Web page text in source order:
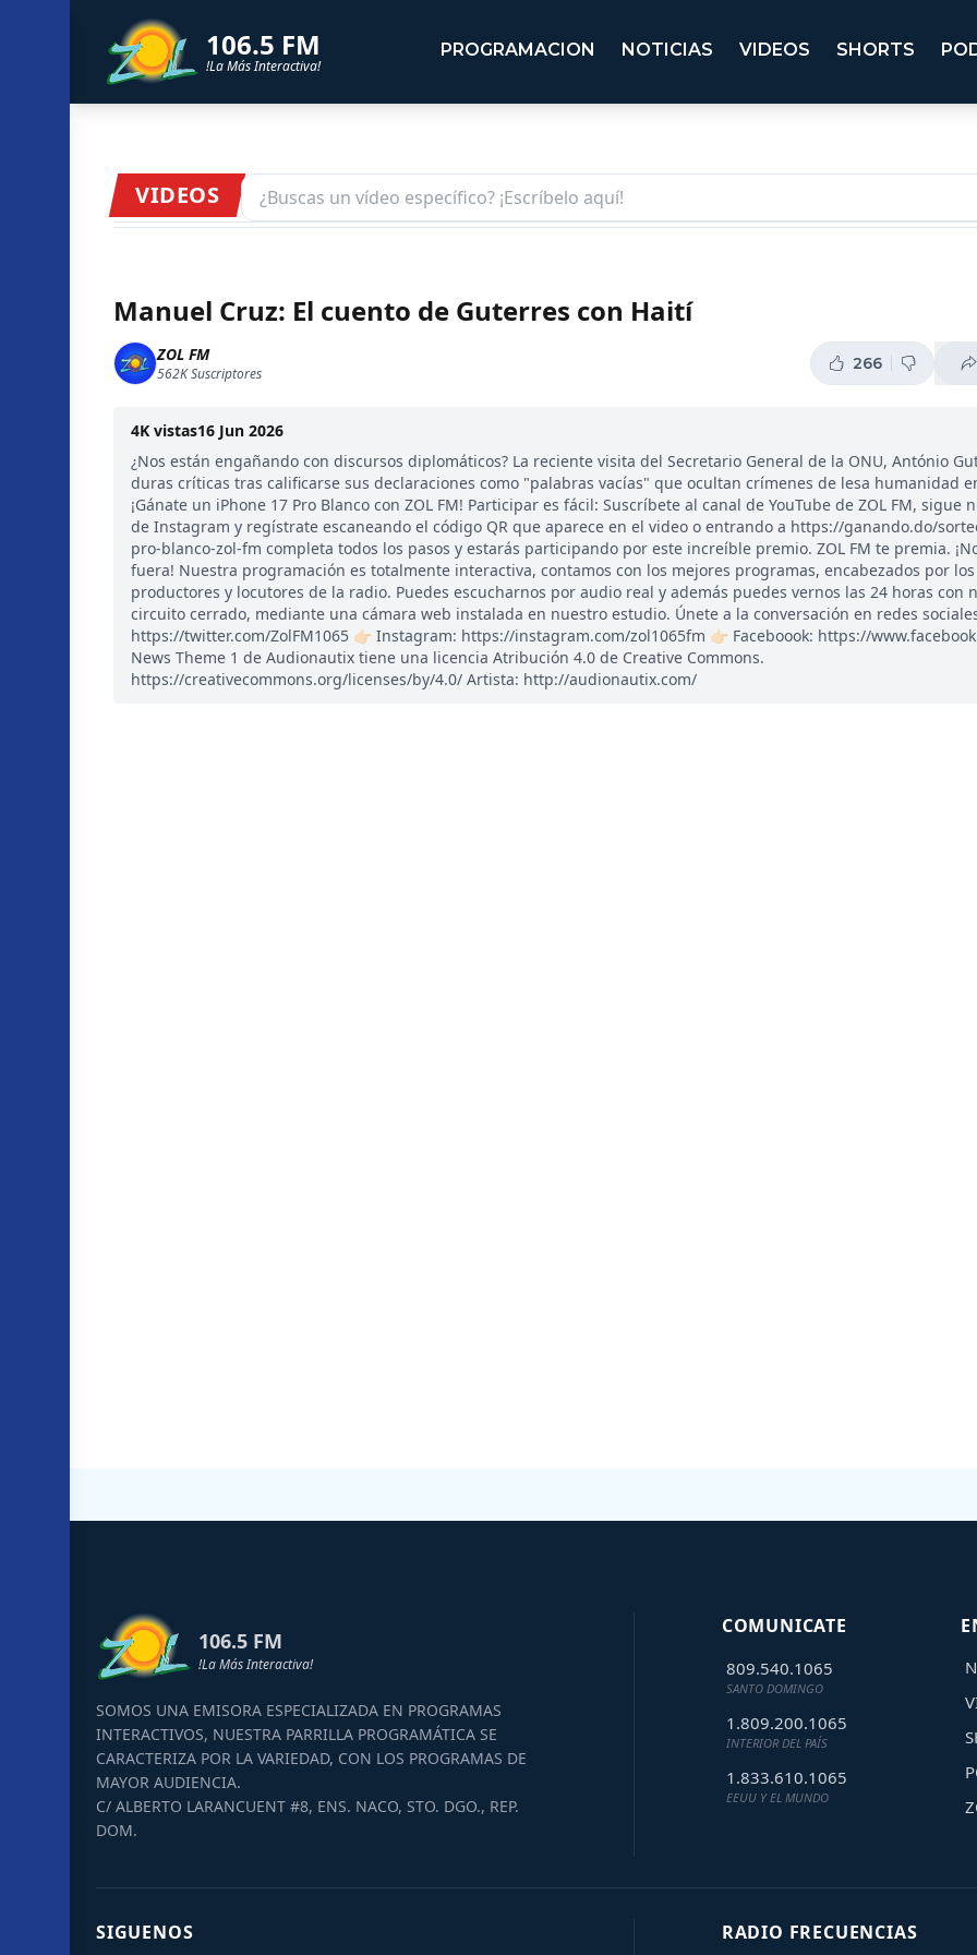
106.5 FM
!La Más Interactiva!
PROGRAMACION NOTICIAS VIDEOS SHORTS
VIDEOS
Manuel Cruz: El cuento de Guterres con Haití
ZOL FM
562KSuscriptores
266
4K vistas16 Jun 2026
¿Nos están engañando con discursos diplomáticos? La reciente visita del Secretario General de la ONU, António
duras críticas tras calificarse sus declaraciones como "palabras vacías" que ocultan crímenes de lesa humanidad
¡Gánate un iPhone 17 Pro Blanco con ZOL FM! Participar es fácil: Suscríbete al canal de YouTube de ZOL FM, sigue
de Instagram y regístrate escaneando el código QR que aparece en el video o entrando a https://ganando.do/
pro-blanco-zol-fm completa todos los pasos y estarás participando por este increíble premio. ZOL FM te premia.
fuera! Nuestra programación es totalmente interactiva, contamos con los mejores programas, encabezados por
productores y locutores de la radio. Puedes escucharnos por audio real y además puedes vernos las 24 horas con
circuito cerrado, mediante una cámara web instalada en nuestro estudio. Únete a la conversación en redes sociales:
https://twitter.com/ZolFM1065 👉🏻 Instagram: https://instagram.com/zol1065fm 👉🏻 Faceboook: https://
News Theme 1 de Audionautix tiene una licencia Atribución 4.0 de Creative Commons.
https://creativecommons.org/licenses/by/4.0/ Artista: http://audionautix.com/
106.5 FM
!La Más Interactiva!
SOMOS UNA EMISORA ESPECIALIZADA EN PROGRAMAS
INTERACTIVOS, NUESTRA PARRILLA PROGRAMÁTICA SE
CARACTERIZA POR LA VARIEDAD, CON LOS PROGRAMAS DE
MAYOR AUDIENCIA.
C/ ALBERTO LARANCUENT #8, ENS. NACO, STO. DGO., REP.
DOM.
COMUNICATE
809.540.1065
SANTO DOMINGO
1.809.200.1065
INTERIOR DEL PAÍS
1.833.610.1065
EEUU Y EL MUNDO
SIGUENOS RADIO FRECUENCIAS